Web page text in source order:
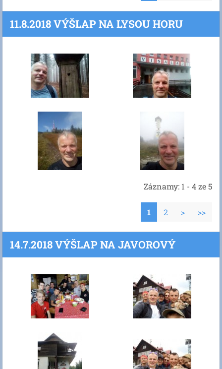
11.8.2018 VÝŠLAP NA LYSOU HORU
Záznamy: 1 - 4 ze 5
1 2 > >>
14.7.2018 VÝŠLAP NA JAVOROVÝ